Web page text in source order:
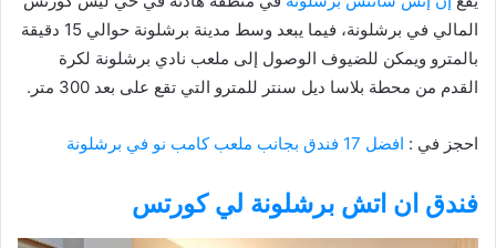
المالي في برشلونة، فيما يبعد وسط مدينة برشلونة حوالي 15 دقيقة
بالمترو ويمكن للضيوف الوصول إلى ملعب نادي برشلونة لكرة
القدم من محطة بلاسا ديل سنتر للمترو التي تقع على بعد 300 متر.
احجز في : افضل 17 فندق بجانب ملعب كامب نو في برشلونة
فندق ان اتش برشلونة لي كورتس